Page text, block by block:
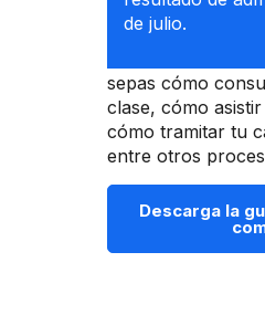
de julio.
sepas cómo
clase, cómo
cómo tramitar tu
entre otros
Descarga la